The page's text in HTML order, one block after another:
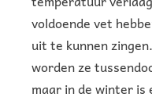
voldoende vet
uit te kunnen
worden ze
maar in de winter